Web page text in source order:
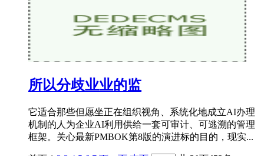
所以分歧业业的监
它适合那些但愿坐正在组织视角、系统化地成立AI办理
机制的人为企业AI利用供给一套可审计、可逃溯的管理
框架。关心最新PMBOK第8版的演进标的目的，现实...